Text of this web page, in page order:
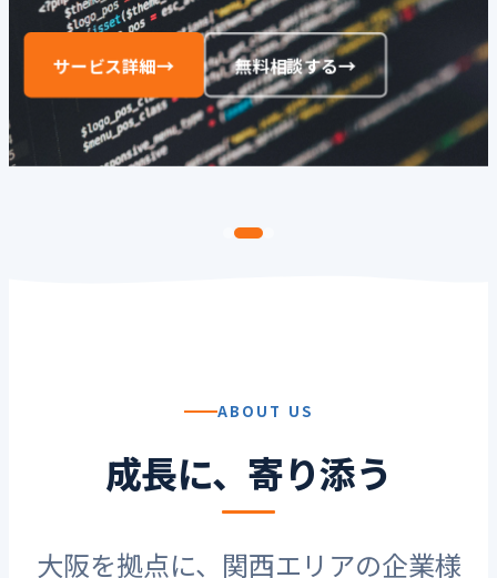
お問い合わせ サービスを見る
サービス詳細 無料相談する
採用情報 事業内容
ABOUT US
成長に、寄り添う
大阪を拠点に、関西エリアの企業様